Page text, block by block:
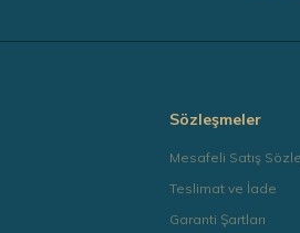
Sözleşmeler
Mesafeli Satış
Teslimat ve İade
Garanti Şartları